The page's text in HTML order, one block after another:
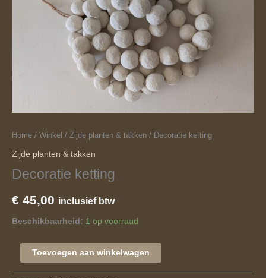
Home / Winkel / Zijde planten & takken / Decoratie ketting
Zijde planten & takken
Decoratie ketting
€ 45,00 inclusief btw
Beschikbaarheid: 1 op voorraad
Toevoegen aan winkelwagen